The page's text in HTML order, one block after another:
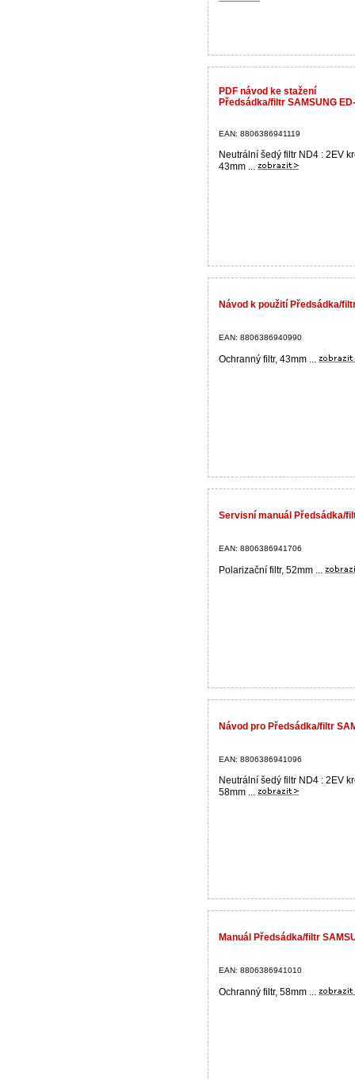
PDF návod ke stažení
Předsádka/filtr SAMSUNG
EAN: 8806386941119
Neutrální šedý filtr ND4 : 2EV
43mm ...
Návod k použití Předsádka/
EAN: 8806386940990
Ochranný filtr, 43mm ...
Servisní manuál Předsádka/
EAN: 8806386941706
Polarizační filtr, 52mm ...
Návod pro Předsádka/filtr
EAN: 8806386941096
Neutrální šedý filtr ND4 : 2EV
58mm ...
Manuál Předsádka/filtr
EAN: 8806386941010
Ochranný filtr, 58mm ...